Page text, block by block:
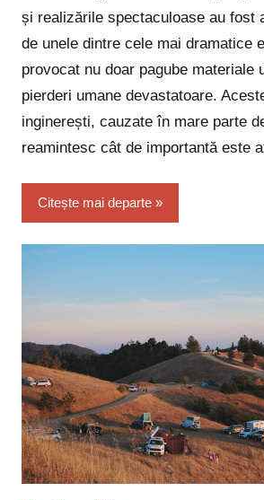
și realizările spectaculoase au fost
de unele dintre cele mai dramatice
provocat nu doar pagube materiale
pierderi umane devastatoare.
inginerești, cauzate în mare parte
reamintesc cât de importantă este
Citește mai departe